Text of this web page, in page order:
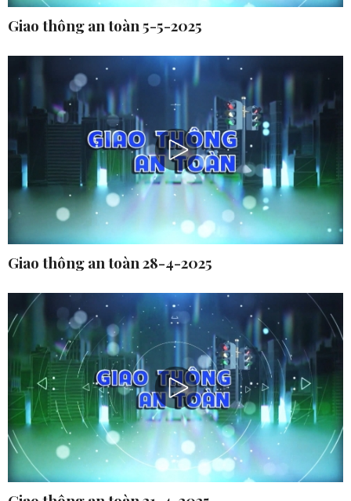
Giao thông an toàn 5-5-2025
Giao thông an toàn 28-4-2025